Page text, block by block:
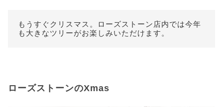
もうすぐクリスマス。ローズストーン店内では今年
も大きなツリーがお楽しみいただけます。
ローズストーンのXmas